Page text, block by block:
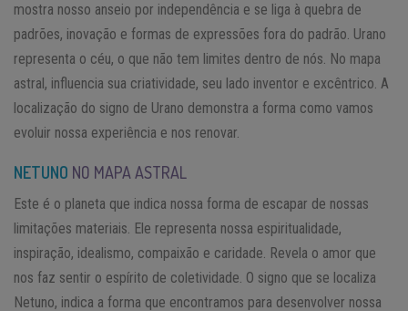
mostra nosso anseio por independência e se liga à quebra de
padrões, inovação e formas de expressões fora do padrão. Urano
representa o céu, o que não tem limites dentro de nós. No mapa
astral, influencia sua criatividade, seu lado inventor e excêntrico. A
localização do signo de Urano demonstra a forma como vamos
evoluir nossa experiência e nos renovar.
NETUNO NO MAPA ASTRAL
Este é o planeta que indica nossa forma de escapar de nossas
limitações materiais. Ele representa nossa espiritualidade,
inspiração, idealismo, compaixão e caridade. Revela o amor que
nos faz sentir o espírito de coletividade. O signo que se localiza
Netuno, indica a forma que encontramos para desenvolver nossa